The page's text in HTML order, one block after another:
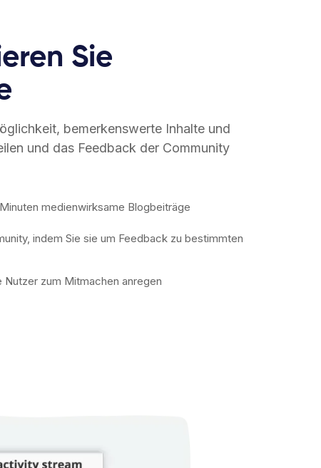
Sie
bemerkenswerte Inhalte und
und das Feedback der Community
medienwirksame Blogbeiträge
indem Sie sie um Feedback zu bestimmten
Nutzer zum Mitmachen anregen